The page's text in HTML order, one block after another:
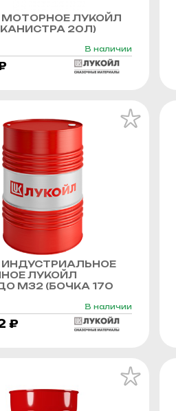
ЛУКОЙЛ
20Л)
В наличии
ЛУКОЙЛ
М32 (БОЧКА 170
В наличии
₽